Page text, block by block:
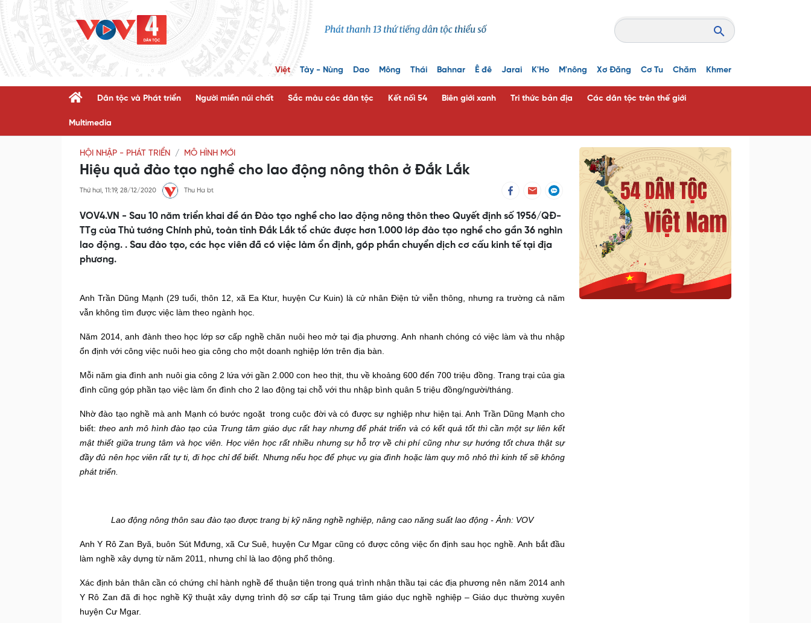
Việt Tày - Nùng Dao Mông Thái Bahnar Ê đê Jarai K'Ho M'nông Xơ Đăng Cơ Tu Chăm Khmer
Dân tộc và Phát triển Người miền núi chất Sắc màu các dân tộc Kết nối 54 Biên giới xanh Tri thức bản địa Các dân tộc trên thế giới
Multimedia
HỘI NHẬP - PHÁT TRIỂN MÔ HÌNH MỚI
Hiệu quả đào tạo nghề cho lao động nông thôn ở Đắk Lắk
Thứ hai, 11:19, 28/12/2020 Thu Ha bt
VOV4.VN - Sau 10 năm triển khai đề án Đào tạo nghề cho lao động nông thôn theo Quyết định số 1956/QĐ-
TTg của Thủ tướng Chính phủ, toàn tỉnh Đắk Lắk tổ chức được hơn 1.000 lớp đào tạo nghề cho gần 36 nghìn
lao động. . Sau đào tạo, các học viên đã có việc làm ổn định, góp phần chuyển dịch cơ cấu kinh tế tại địa
phương.
Anh Trần Dũng Mạnh (29 tuổi, thôn 12, xã Ea Ktur, huyện Cư Kuin) là cử nhân Điện tử viễn thông, nhưng ra trường cả năm
vẫn không tìm được việc làm theo ngành học.
Năm 2014, anh đành theo học lớp sơ cấp nghề chăn nuôi heo mở tại địa phương. Anh nhanh chóng có việc làm và thu nhập
ổn định với công việc nuôi heo gia công cho một doanh nghiệp lớn trên địa bàn.
Mỗi năm gia đình anh nuôi gia công 2 lứa với gần 2.000 con heo thịt, thu về khoảng 600 đến 700 triệu đồng. Trang trại của gia
đình cũng góp phần tạo việc làm ổn đình cho 2 lao động tại chỗ với thu nhập bình quân 5 triệu đồng/người/tháng.
Nhờ đào tạo nghề mà anh Mạnh có bước ngoặt trong cuộc đời vàcó được sự nghiệp như hiện tại. Anh Trần Dũng Mạnhcho
biết: theo anh mô hình đào tạo của Trung tâm giáo dục rất hay nhưng để phát triển và có kết quả tốt thì cần một sự liên kết
mật thiết giữa trung tâm và học viên. Học viên học rất nhiều nhưng sự hỗ trợ về chi phí cũng như sự hướng tốtchưa thật sự
đầy đủ nên học viên rất tự ti, đi học chỉ để biết. Nhưng nếu học để phục vụ gia đình hoặc làm quy mô nhỏ thì kinh tế sẽ không
phát triển.
Lao động nông thôn sau đào tạo được trang bị kỹ năng nghề nghiệp, nâng cao năng suất lao động - Ảnh: VOV
Anh Y Rô Zan Byă, buôn Sút Mđưng, xã Cư Suê, huyện Cư Mgar cũng có được công việc ổn định sau học nghề. Anh bắt đầu
làm nghề xây dựng từ năm 2011, nhưng chỉ là lao động phổ thông.
Xác định bản thân cần có chứng chỉ hành nghề để thuận tiện trong quá trình nhận thầu tại các địa phương nên năm 2014 anh
Y Rô Zan đã đi học nghề Kỹ thuật xây dựng trình độ sơ cấp tại Trung tâm giáo dục nghề nghiệp – Giáo dục thường xuyên
huyện Cư Mgar.